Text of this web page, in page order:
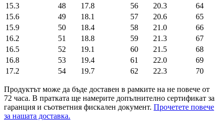
15.3
48 17.8 56 20.3
64
15.6
49 18.1 57 20.6
65
15.9
50 18.4 58 21.0
66
16.2
51 18.8 59 21.3
67
16.5
52 19.1 60 21.5
68
16.8
53 19.4 61 22.0
69
17.2
54 19.7 62 22.3 70
Продуктът може да бъде доставен в рамките на не повече от
72 часа. В пратката ще намерите допълнително сертификат за
гаранция и съответния фискален документ. Прочетете повече
за нашата доставка.